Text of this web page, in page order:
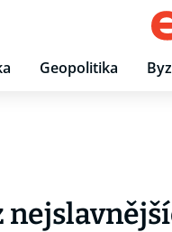
Geopolitika